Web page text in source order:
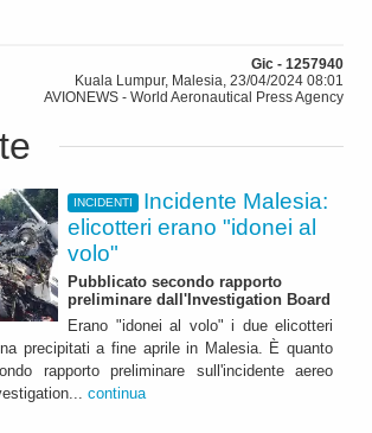
Gic - 1257940
Kuala Lumpur, Malesia, 23/04/2024 08:01
AVIONEWS - World Aeronautical Press Agency
INCIDENTI
Incidente Malesia:
elicotteri erano "idonei al
volo"
Pubblicato secondo rapporto
preliminare dall'Investigation Board
Erano "idonei al volo" i due elicotteri
precipitati a fine aprile in Malesia. È quanto
rapporto preliminare sull'incidente aereo
continua